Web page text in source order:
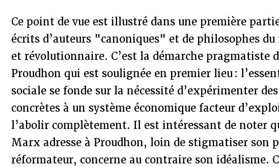
Ce point de vue est illustré dans une première
écrits d’auteurs "canoniques" et de philosophes
et révolutionnaire. C’est la démarche pragmatiste
Proudhon qui est soulignée en premier lieu :
sociale se fonde sur la nécessité d’expérimenter
concrètes à un système économique facteur
l’abolir complètement. Il est intéressant de noter
Marx adresse à Proudhon, loin de stigmatiser son
réformateur, concerne au contraire son idéalisme.